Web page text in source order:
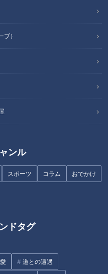
）
ンル
スポーツ コラム おでかけ
ドタグ
道との遭遇
すすめ